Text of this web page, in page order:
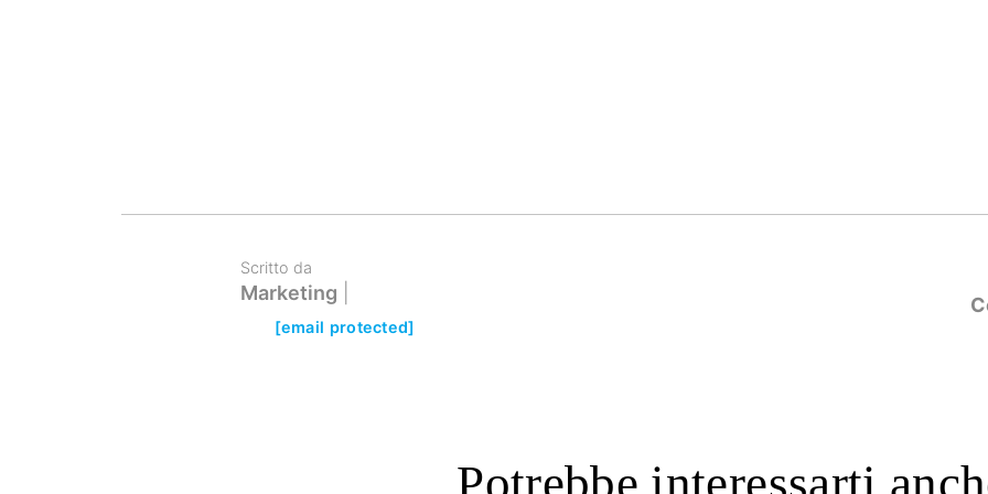
Scritto da
Marketing
[email protected]